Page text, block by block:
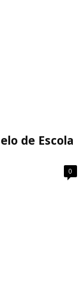
de Escola
0